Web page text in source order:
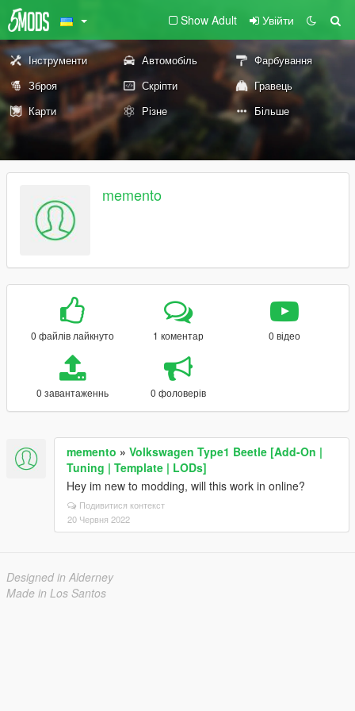
Show Adult Увійти
Інструменти Автомобіль
Фарбування
Зброя
Скріпти
Гравець
Карти
Різне Більше
memento
0 файлів лайкнуто 1 коментар 0 відео
0 завантаженнь 0 фоловерів
memento » Volkswagen Type1 Beetle [Add-On |
Tuning | Template | LODs]
Hey im new to modding, will this work in online?
Подивитися контекст
20 Червня 2022
Designed in Alderney
Made in Los Santos